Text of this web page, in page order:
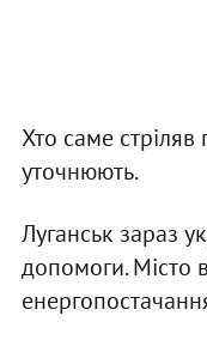
Хто саме
уточнюють.
Луганськ зараз
допомоги. Місто